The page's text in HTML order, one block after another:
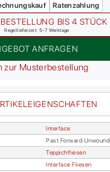
Ratenzahlung
BIS 4 STÜCK
Regellieferzeit: 5-7 Werktage
ANFRAGEN
zur Musterbestellung
In­ter­face
Past For­ward Un­wound
Tep­pich­flie­sen
In­ter­face Flie­sen